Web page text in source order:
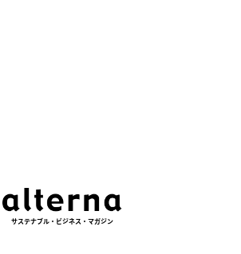
サステナブル・ビジネス・マガジン